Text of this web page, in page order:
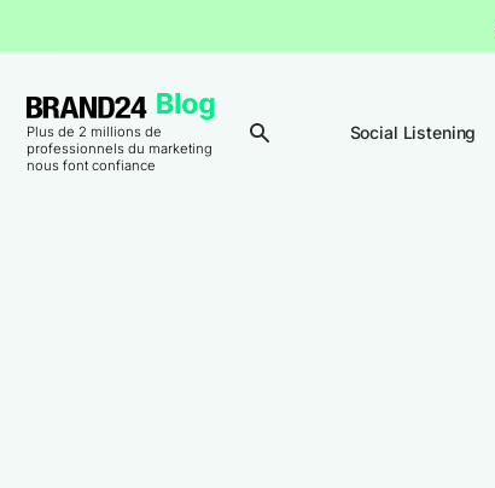
Plus de 2 millions de
professionnels du marketing
nous font confiance
Social Listening